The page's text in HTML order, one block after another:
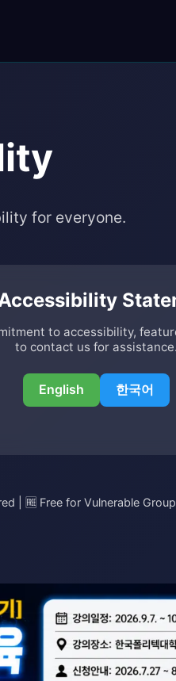
for everyone.
to accessibility,
to contact us for assistance.
English 한국어
| 🆓 Free for Vulnerable